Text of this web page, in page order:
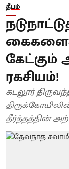
தீபம்
கைகளைக்
கேட்கும்
ரகசியம்!
கடலூர்
தீர்த்தத்தின்